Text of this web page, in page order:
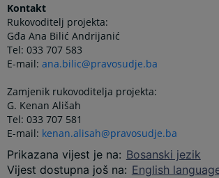
Kontakt
Rukovoditelj projekta:
Gđa Ana Bilić Andrijanić
Tel: 033 707 583
E-mail:ana.bilic@pravosudje.ba
Zamjenik rukovoditelja projekta:
G. Kenan Ališah
Tel: 033 707 581
E-mail: kenan.alisah@pravosudje.ba
Prikazana vijest je na: Bosanski jezik
Vijest dostupna još na: English